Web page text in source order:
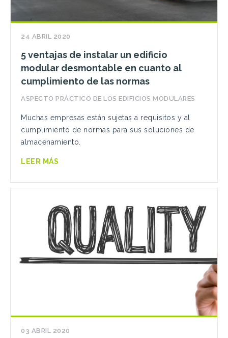
24 ABRIL 2020
5 ventajas de instalar un edificio
modular desmontable en cuanto al
cumplimiento de las normas
ASPECTO PRÁCTICO DE LOS EDIFICIOS MODULARES
Muchas empresas están sujetas a requisitos y al
cumplimiento de normas para sus soluciones de
almacenamiento.
LEER MÁS
03 ABRIL 2020